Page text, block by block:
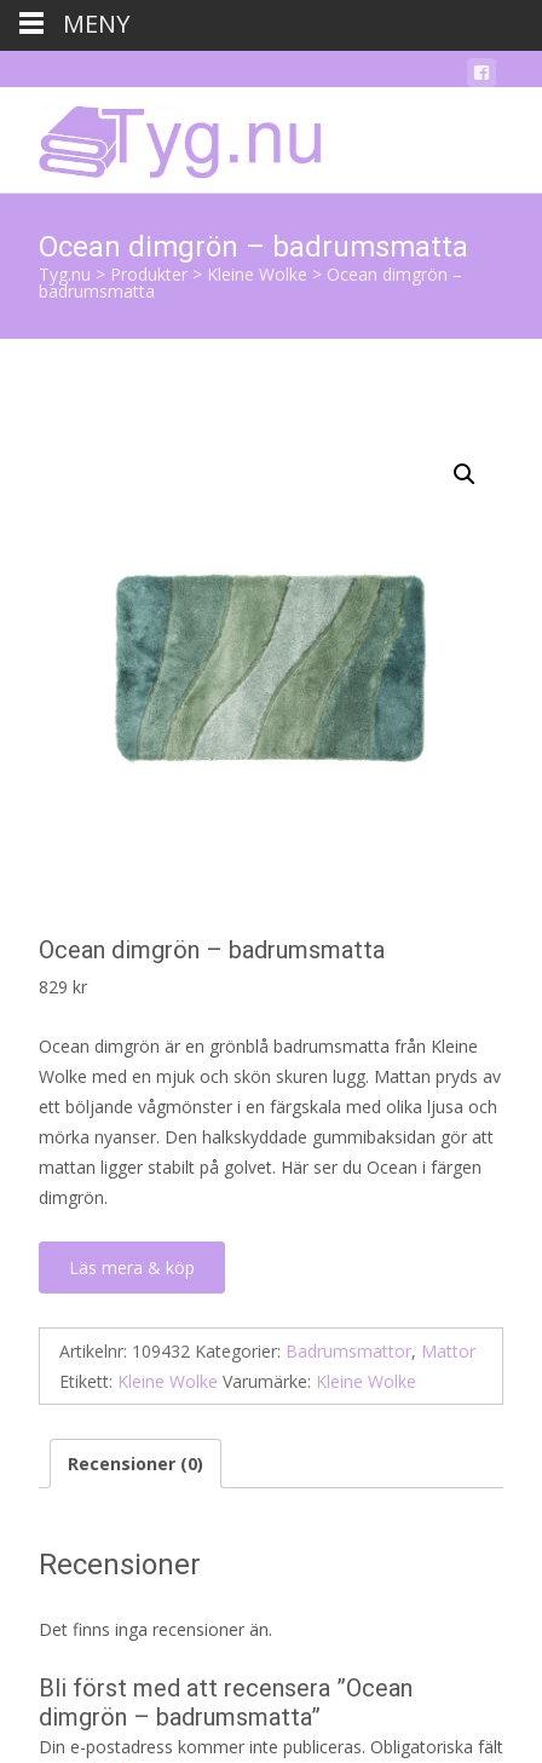
Ocean dimgrön – badrumsmatta
Tyg.nu > Produkter > Kleine Wolke > Ocean dimgrön –
badrumsmatta
Ocean dimgrön – badrumsmatta
829 kr
Ocean dimgrön är en grönblå badrumsmatta från Kleine
Wolke med en mjuk och skön skuren lugg. Mattan pryds av
ett böljande vågmönster i en färgskala med olika ljusa och
mörka nyanser. Den halkskyddade gummibaksidan gör att
mattan ligger stabilt på golvet. Här ser du Ocean i färgen
dimgrön.
Läs mera & köp
Artikelnr: 109432 Kategorier: Badrumsmattor, Mattor
Etikett: Kleine Wolke Varumärke: Kleine Wolke
Recensioner (0)
Recensioner
Det finns inga recensioner än.
Bli först med att recensera ”Ocean
dimgrön – badrumsmatta”
Din e-postadress kommer inte publiceras. Obligatoriska fält
MENY